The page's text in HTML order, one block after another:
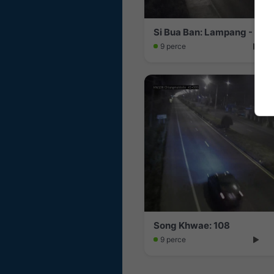
9 perce
Song Khwae: 108
9 perce